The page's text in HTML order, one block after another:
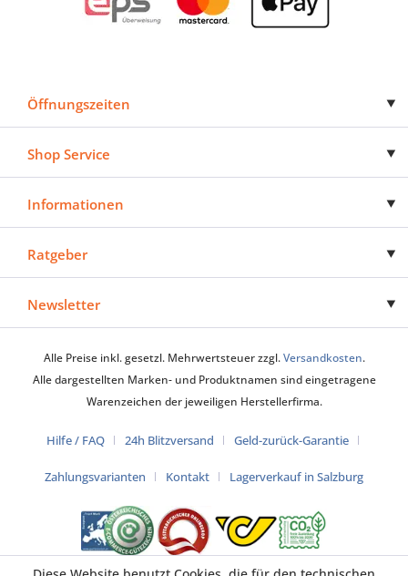
Öffnungszeiten
Shop Service
Informationen
Ratgeber
Newsletter
Alle Preise inkl. gesetzl. Mehrwertsteuer zzgl.Versandkosten.
Alle dargestellten Marken- und Produktnamen sind eingetragene
Warenzeichen der jeweiligen Herstellerfirma.
Hilfe / FAQ 24h Blitzversand Geld-zurück-Garantie
Zahlungsvarianten Kontakt Lagerverkauf in Salzburg